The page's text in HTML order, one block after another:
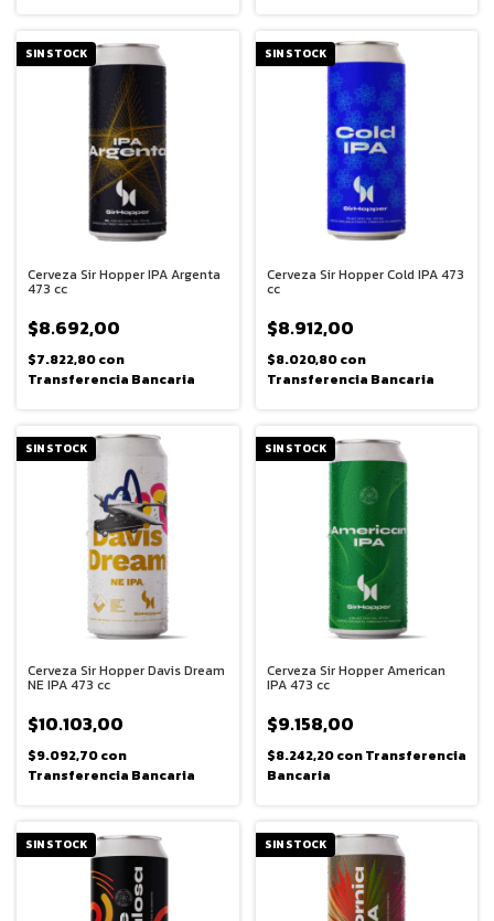
SIN STOCK
Cerveza Sir Hopper IPA Argenta
473 cc
$8.692,00
$7.822,80con
Transferencia Bancaria
SIN STOCK
Cerveza Sir Hopper Cold IPA 473
cc
$8.912,00
$8.020,80con
Transferencia Bancaria
SIN STOCK
Cerveza Sir Hopper Davis Dream
NE IPA 473 cc
$10.103,00
$9.092,70con
Transferencia Bancaria
SIN STOCK
Cerveza Sir Hopper American
IPA 473 cc
$9.158,00
$8.242,20conTransferencia
Bancaria
SIN STOCK SIN STOCK